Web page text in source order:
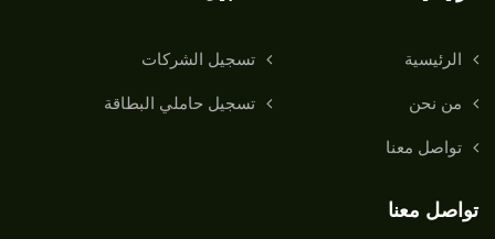
الرئيسية
من نحن
تواصل معنا
تسجيل الشركات
تسجيل حاملي البطاقة
تواصل معنا